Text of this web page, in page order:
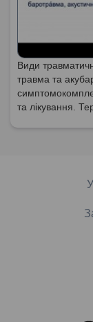
Види
травма та
та лікування.